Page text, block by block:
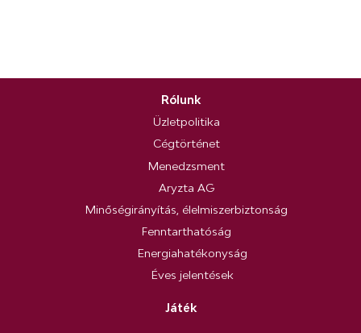
Rólunk
Üzletpolitika
Cégtörténet
Menedzsment
Aryzta AG
Minőségirányítás, élelmiszerbiztonság
Fenntarthatóság
Energiahatékonyság
Éves jelentések
Játék